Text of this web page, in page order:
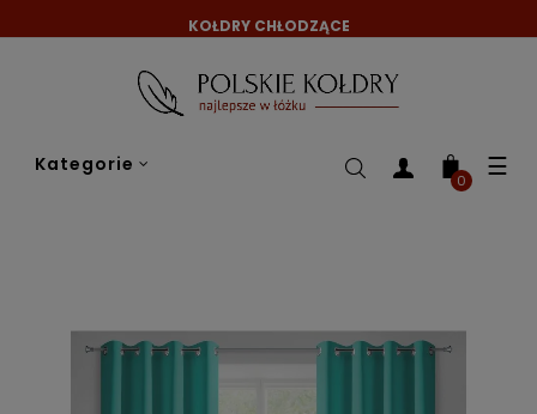
KOŁDRY CHŁODZĄCE
Kategorie ☰
0